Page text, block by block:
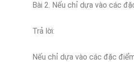
Bài 2. Nếu chỉ dựa vào các
Trả lời:
Nếu chỉ dựa vào các đặc